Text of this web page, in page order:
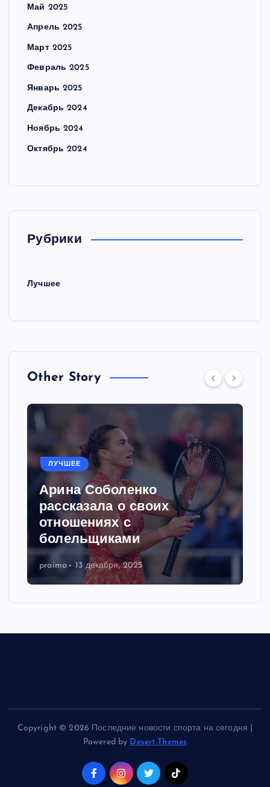
Май 2025
Апрель 2025
Март 2025
Февраль 2025
Январь 2025
Декабрь 2024
Ноябрь 2024
Октябрь 2024
Рубрики
Лучшее
Other Story
ЛУЧШЕЕ
Арина Соболенко
рассказала о своих
отношениях с
болельщиками
praima 13 декабря, 2025
Copyright © 2026 Последние новости спорта на сегодня |
Powered by Desert Themes